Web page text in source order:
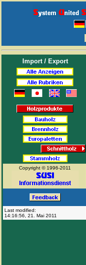
Import / Export
Copyright © 1996-2011
Last modified:
14:16:56
21. Mai 2011